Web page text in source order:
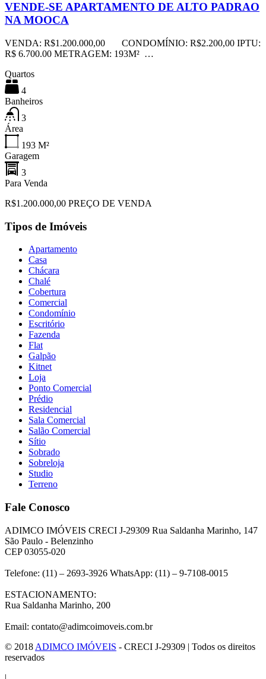
VENDE-SE APARTAMENTO DE ALTO PADRAO
NA MOOCA
VENDA: R$1.200.000,00 CONDOMÍNIO: R$2.200,00 IPTU:
R$ 6.700.00 METRAGEM: 193M² …
Quartos
4
Banheiros
3
Área
193 M²
Garagem
3
Para Venda
R$1.200.000,00 PREÇO DE VENDA
Tipos de Imóveis
Apartamento
Casa
Chácara
Chalé
Cobertura
Comercial
Condomínio
Escritório
Fazenda
Flat
Galpão
Kitnet
Loja
Ponto Comercial
Prédio
Residencial
Sala Comercial
Salão Comercial
Sítio
Sobrado
Sobreloja
Studio
Terreno
Fale Conosco
ADIMCO IMÓVEIS CRECI J-29309 Rua Saldanha Marinho, 147
São Paulo - Belenzinho
CEP 03055-020
Telefone: (11) – 2693-3926 WhatsApp: (11) – 9-7108-0015
ESTACIONAMENTO:
Rua Saldanha Marinho, 200
Email: contato@adimcoimoveis.com.br
© 2018 ADIMCO IMÓVEIS - CRECI J-29309 | Todos os direitos
reservados